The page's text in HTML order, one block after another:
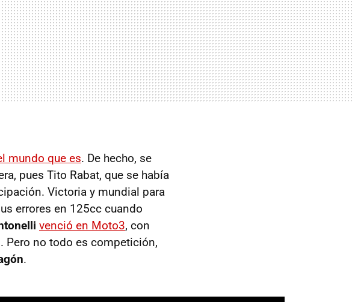
mundo que es. De hecho, se
pues Tito Rabat, que se había
Victoria y mundial para
errores en 125cc cuando
venció en Moto3, con
Pero no todo es competición,
.